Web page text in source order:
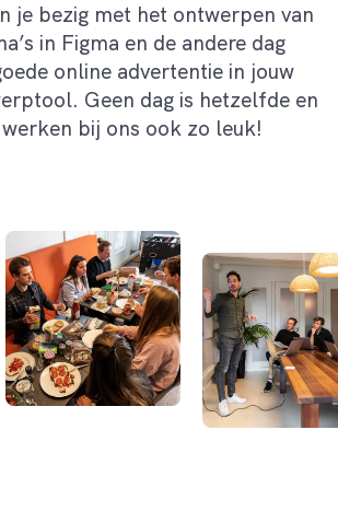
je bezig met het ontwerpen van
in Figma en de andere dag
online advertentie in jouw
Geen dag is hetzelfde en
bij ons ook zo leuk!